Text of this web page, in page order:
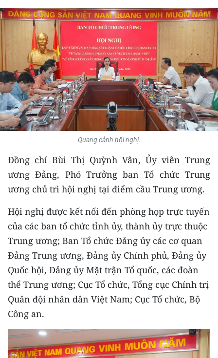
THỂ THAO
GIÁO DỤC
KHOA HỌC - CÔNG NGHỆ
MÔI TRƯỜNG
BẠN ĐỌC
TRI THỨC CHUYÊN SÂU
54 DÂN TỘC VIỆT NAM
CHƯƠNG TRÌNH OCOP - MỖI XÃ
MỘT SẢN PHẨM
RADIO
MEDIA CENTER
E-Magazine
Video
Media Chính trị
Quang cảnh hội nghị.
Đồng chí Bùi Thị Quỳnh Vân, Ủy viên Trung
ương Đảng, Phó Trưởng ban Tổ chức Trung
ương chủ trì hội nghị tại điểm cầu Trung ương.
Hội nghị được kết nối đến phòng họp trực tuyến
của các ban tổ chức tỉnh ủy, thành ủy trực thuộc
Trung ương; Ban Tổ chức Đảng ủy các cơ quan
Đảng Trung ương, Đảng ủy Chính phủ, Đảng ủy
Quốc hội, Đảng ủy Mặt trận Tổ quốc, các đoàn
thể Trung ương; Cục Tổ chức, Tổng cục Chính trị
Quân đội nhân dân Việt Nam; Cục Tổ chức, Bộ
Công an.